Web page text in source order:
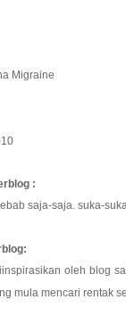
Migraine
:
saja-saja. suka-
oleh blog
mula mencari rentak